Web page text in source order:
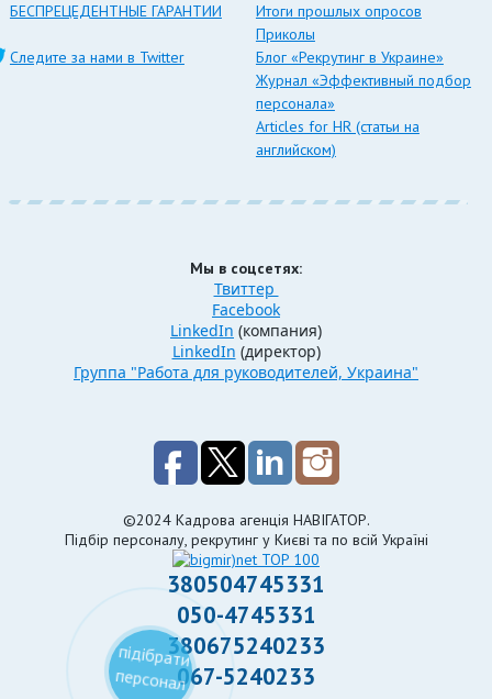
БЕСПРЕЦЕДЕНТНЫЕ ГАРАНТИИ
Следите за нами в Twitter
Итоги прошлых опросов
Приколы
Блог «Рекрутинг в Украине»
Журнал «Эффективный подбор
персонала»
Articles for HR (статьи на
английском)
Мы в соцсетях:
Твиттер
Facebook
LinkedIn (компания)
LinkedIn (директор)
Группа "Работа для руководителей, Украина"
©2024 Кадрова агенція НАВІГАТОР.
Підбір персоналу, рекрутинг у Києві та по всій Україні
380504745331
050-4745331
380675240233
067-5240233
підібрати
персонал